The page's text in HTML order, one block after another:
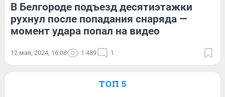
В Белгороде подъезд десятиэтажки
рухнул после попадания снаряда —
момент удара попал на видео
12 мая, 2024, 16:08 1 489 1
ТОП 5